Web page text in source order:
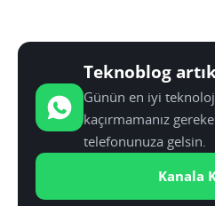
Teknoblog
Günün en iyi
kaçırmamanız
telefonunuza gelsin.
Kanala